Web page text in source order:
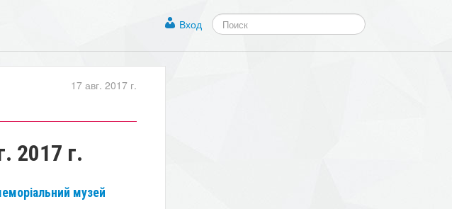
Вход
17 авг. 2017 г.
2017 г.
музей